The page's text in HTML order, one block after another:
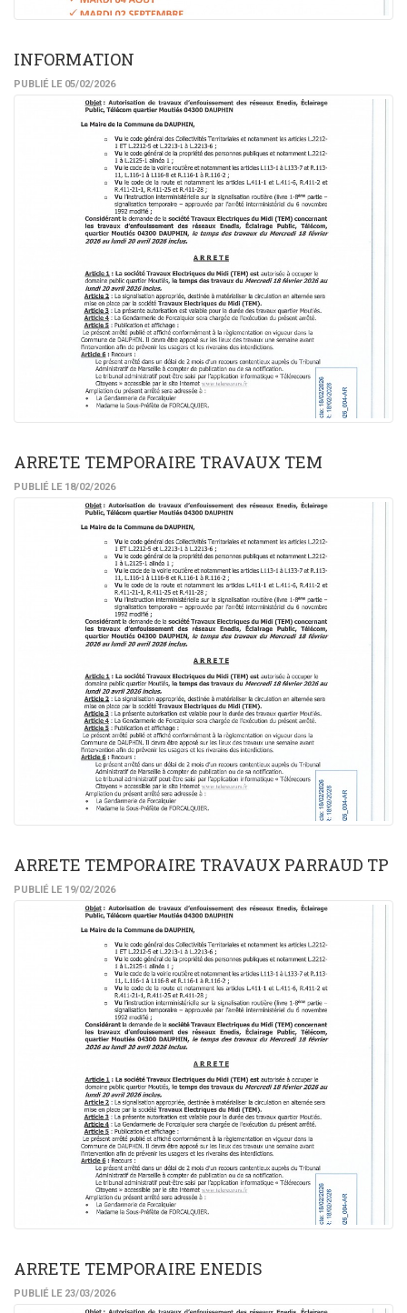
INFORMATION
PUBLIÉ LE 05/02/2026
ARRETE TEMPORAIRE TRAVAUX TEM
PUBLIÉ LE 18/02/2026
ARRETE TEMPORAIRE TRAVAUX PARRAUD TP
PUBLIÉ LE 19/02/2026
ARRETE TEMPORAIRE ENEDIS
PUBLIÉ LE 23/03/2026